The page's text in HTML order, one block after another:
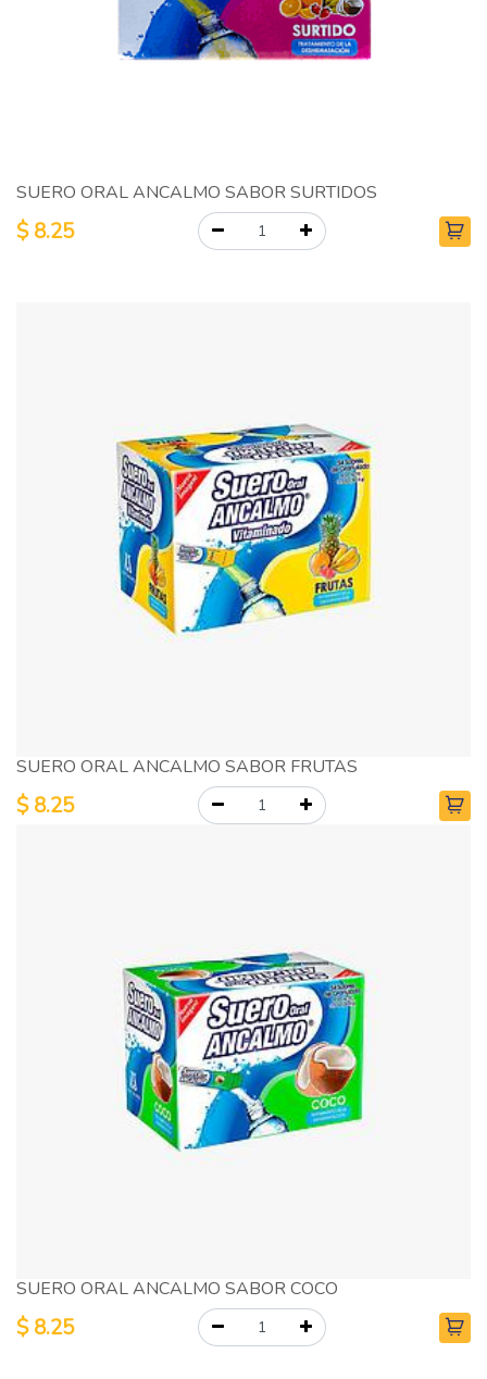
SUERO ORAL ANCALMO SABOR SURTIDOS
$8.25
SUERO ORAL ANCALMO SABOR FRUTAS
$8.25
SUERO ORAL ANCALMO SABOR COCO
$8.25